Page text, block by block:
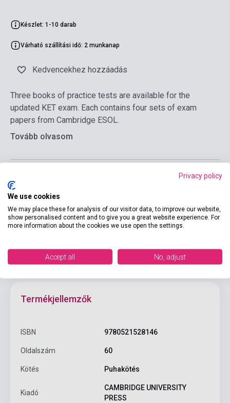
Készlet: 1-10 darab
Várható szállítási idő: 2 munkanap
Kedvencekhez hozzáadás
Three books of practice tests are available for the
updated KET exam. Each contains four sets of exam
papers from Cambridge ESOL.
Tovább olvasom
Termékjellemzők
ISBN 9780521528146
Oldalszám 60
Kötés Puhakötés
Kiadó
CAMBRIDGE UNIVERSITY
PRESS
Privacy policy
We use cookies
We may place these for analysis of our visitor data, to improve our website,
show personalised content and to give you a great website experience. For
more information about the cookies we use open the settings.
Accept all No, adjust